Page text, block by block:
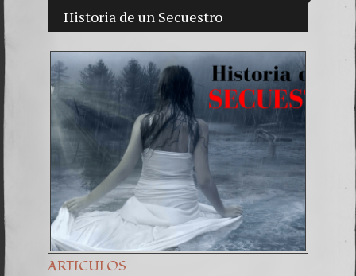
Historia de un Secuestro
Una
7.
ARTICULOS